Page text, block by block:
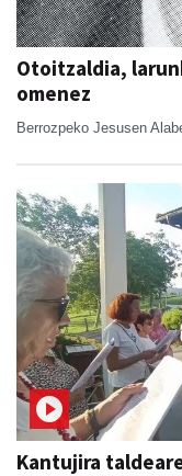
Otoitzaldia,
omenez
Berrozpeko Jesusen
Kantujira